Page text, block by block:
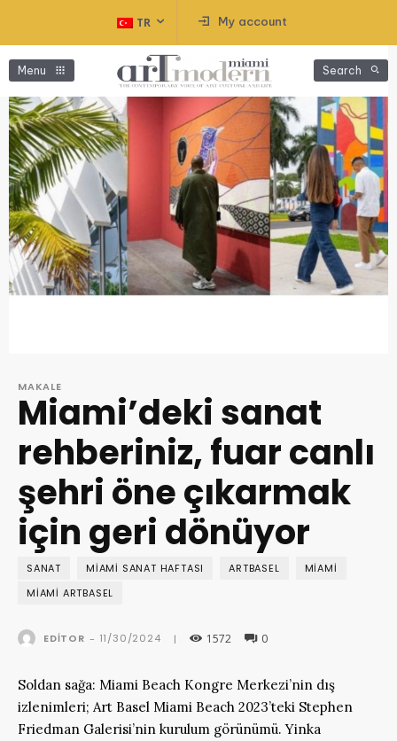
TR My account
Menu Search
MAKALE
Miami’deki sanat
rehberiniz, fuar canlı
şehri öne çıkarmak
için geri dönüyor
SANAT MIAMI SANAT HAFTASI ARTBASEL
MIAMI
MIAMI ARTBASEL
EDITOR - 11/30/2024 | 1572 0
Soldan sağa: Miami Beach Kongre Merkezi’nin dış
izlenimleri; Art Basel Miami Beach 2023’teki Stephen
Friedman Galerisi’nin kurulum görünümü. Yinka